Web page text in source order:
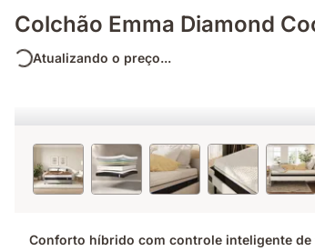
Colchão Emma Diamond
Atualizando o preço...
Conforto híbrido com controle inteligente de